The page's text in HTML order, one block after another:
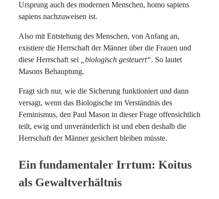
Ursprung auch des modernen Menschen, homo sapiens
sapiens nachzuweisen ist.
Also mit Entstehung des Menschen, von Anfang an,
existiere die Herrschaft der Männer über die Frauen und
diese Herrschaft sei
„biologisch gesteuert“. So lautet
Masons Behauptung.
Fragt sich nur, wie die Sicherung funktioniert und dann
versagt, wenn das Biologische im Verständnis des
Feminismus, den Paul Mason in dieser Frage offensichtlich
teilt, ewig und unveränderlich ist und eben deshalb die
Herrschaft der Männer gesichert bleiben müsste.
Ein fundamentaler Irrtum: Koitus
als Gewaltverhältnis